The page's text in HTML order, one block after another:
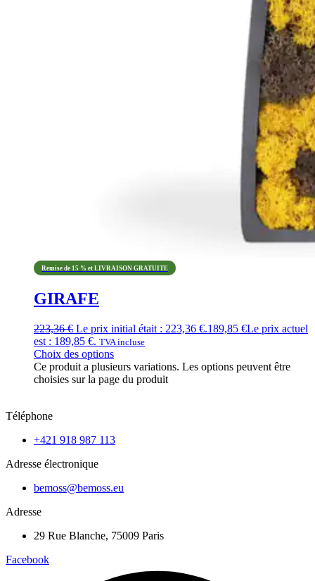
Remise de 15 % et LIVRAISON GRATUITE
GIRAFE
223,36€ Le prix initial était : 223,36 €.189,85 €Le prix actuel
est : 189,85 €. TVA incluse
Choix des options
Ce produit a plusieurs variations. Les options peuvent être
choisies sur la page du produit
Téléphone
+421 918 987 113
Adresse électronique
bemoss@bemoss.eu
Adresse
29 Rue Blanche, 75009 Paris
Facebook